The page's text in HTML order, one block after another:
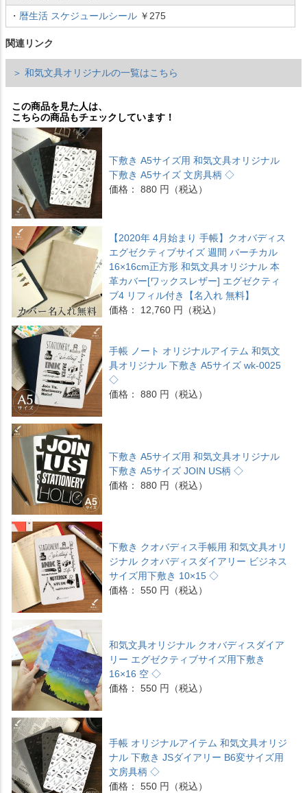
・ 暦生活 スケジュールシール ￥275
関連リンク
＞ 和気文具オリジナルの一覧はこちら
この商品を見た人は、
こちらの商品もチェックしています！
下敷き A5サイズ用 和気文具オリジナル
下敷き A5サイズ 文房具柄 ◇
価格： 880 円（税込）
【2020年 4月始まり 手帳】クオバディス
エグゼクティブサイズ 週間 バーチカル
16×16cm正方形 和気文具オリジナル 本
革カバー[ワックスレザー] エグゼクティ
ブ4 リフィル付き【名入れ 無料】
価格： 12,760 円（税込）
手帳 ノート オリジナルアイテム 和気文
具オリジナル 下敷き A5サイズ wk-0025
◇
価格： 880 円（税込）
下敷き A5サイズ用 和気文具オリジナル
下敷き A5サイズ JOIN US柄 ◇
価格： 880 円（税込）
下敷き クオバディス手帳用 和気文具オリ
ジナル クオバディスダイアリー ビジネス
サイズ用下敷き 10×15 ◇
価格： 550 円（税込）
和気文具オリジナル クオバディスダイア
リー エグゼクティブサイズ用下敷き
16×16 空 ◇
価格： 550 円（税込）
手帳 オリジナルアイテム 和気文具オリジ
ナル 下敷き JSダイアリー B6変サイズ用
文房具柄 ◇
価格： 550 円（税込）